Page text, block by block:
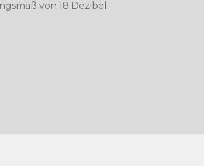
von 18 Dezibel.